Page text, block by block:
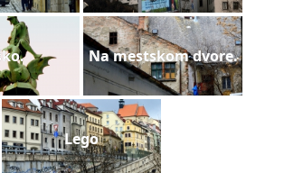
Na mestskom dvore.
Lego